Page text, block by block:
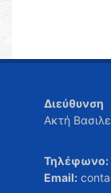
Διεύθυνση
Ακτή
Τηλέφωνο:
Email: